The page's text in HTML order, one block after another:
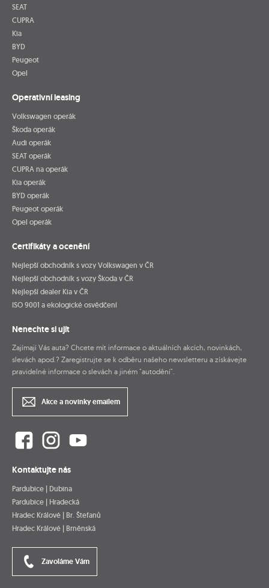
SEAT
CUPRA
Kia
BYD
Peugeot
Opel
Operativní leasing
Volkswagen operák
Škoda operák
Audi operák
SEAT operák
CUPRA na operák
Kia operák
BYD operák
Peugeot operák
Opel operák
Certifikáty a ocenění
Nejlepší obchodník s vozy Volkswagen v ČR
Nejlepší obchodník s vozy Škoda v ČR
Nejlepší dealer Kia v ČR
ISO 9001 a ekologické osvědčení
Nenechte si ujít
Zajímají Vás auta? Chcete mít informace o aktuálních akcích, novinkách,
slevách apod.? Zaregistrujte se k odběru našeho newsletteru a získávejte
pravidelné informace o slevách a jiném "autodění".
Akce a novinky emailem
Kontaktujte nás
Pardubice | Dubina
Pardubice | Hradecká
Hradec Králové | Br. Štefanů
Hradec Králové | Brněnská
Zavoláme Vám